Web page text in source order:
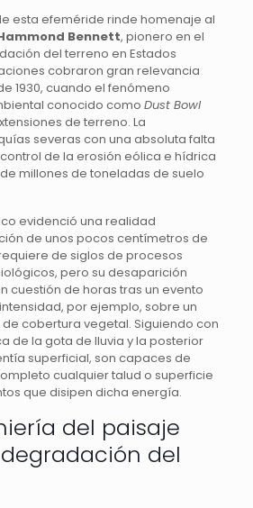
esta efeméride rinde homenaje al
Bennett, pionero en el
del terreno en Estados
cobraron gran relevancia
1930, cuando el fenómeno
conocido como Dust Bowl
de terreno. La
severas con una absoluta falta
de la erosión eólica e hídrica
millones de toneladas de suelo
evidenció una realidad
de unos pocos centímetros de
de siglos de procesos
pero su desaparición
cuestión de horas tras un evento
por ejemplo, sobre un
cobertura vegetal. Siguiendo con
de la gota de lluvia y la posterior
superficial, son capaces de
cualquier talud o superficie
que disipen dicha energía.
del paisaje
del